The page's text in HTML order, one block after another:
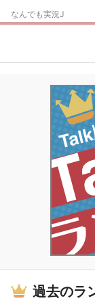
なんでも実況J
過去のラ